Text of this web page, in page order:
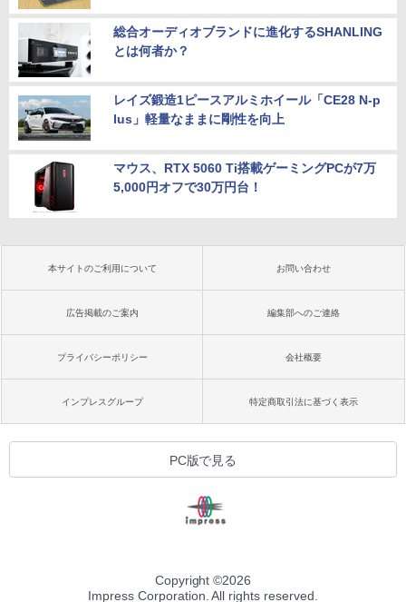
総合オーディオブランドに進化するSHANLING
とは何者か？
レイズ鍛造1ピースアルミホイール「CE28 N-p
lus」軽量なままに剛性を向上
マウス、RTX 5060 Ti搭載ゲーミングPCが7万
5,000円オフで30万円台！
本サイトのご利用について お問い合わせ
広告掲載のご案内 編集部へのご連絡
プライバシーポリシー 会社概要
インプレスグループ 特定商取引法に基づく表示
PC版で見る
Copyright ©2026
Impress Corporation. All rights reserved.